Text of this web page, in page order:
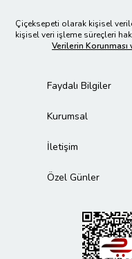
Çiçeksepeti olarak kişisel
kişisel veri işleme süreçleri
Verilerin Korunması
Faydalı Bilgiler
Kurumsal
İletişim
Özel Günler